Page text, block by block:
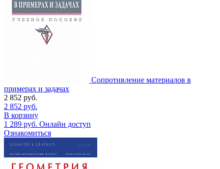
Сопротивление материалов в
примерах и задачах
2 852 руб.
2 852 руб.
В корзину
1 289 руб. Онлайн доступ
Ознакомиться